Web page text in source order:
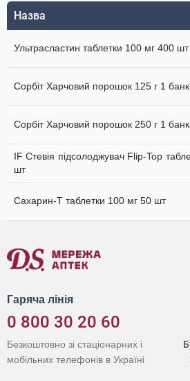
Назва
Ультрасластин таблетки 100 мг 400 шт
Сорбіт Харчовий порошок 125 г 1
Сорбіт Харчовий порошок 250 г 1
IF Стевія підсолоджувач Flip-Top
шт
Сахарин-Т таблетки 100 мг 50 шт
Гаряча лінія
0 800 30 20 60
Безкоштовно зі стаціонарних і
мобільних телефонів в Україні